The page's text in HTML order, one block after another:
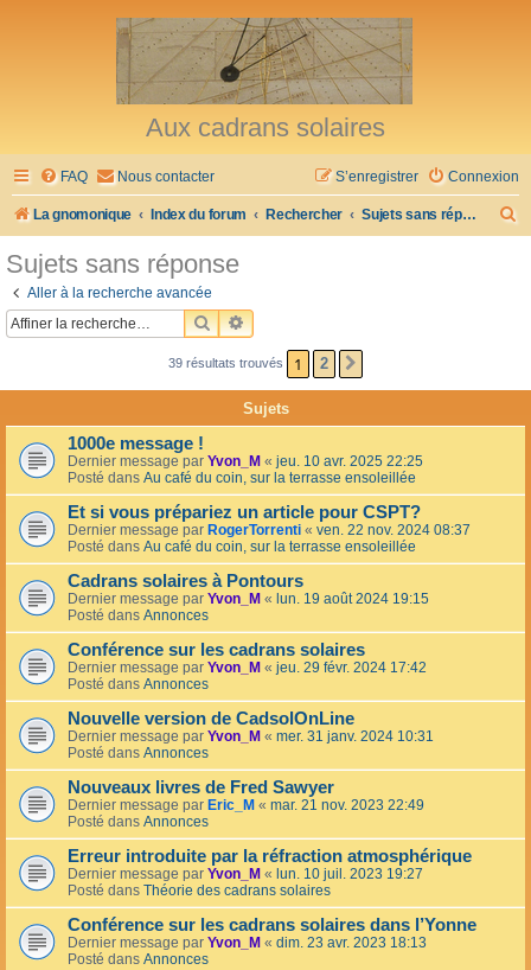
Aux cadrans solaires
FAQ Nous contacter Connexion
S’enregistrer
La gnomonique Index du forum Rechercher Sujets sans réponse
h
r
Sujets sans réponse
Aller à la recherche avancée
RECHERCHER
RECHERCHE AVANCÉE
39 résultats trouvés 1 2
Sujets
1000e message !
Dernier message par Yvon_M « jeu. 10 avr. 2025 22:25
Posté dans Au café du coin, sur la terrasse ensoleillée
Et si vous prépariez un article pour CSPT?
Dernier message par RogerTorrenti « ven. 22 nov. 2024 08:37
Posté dans Au café du coin, sur la terrasse ensoleillée
Cadrans solaires à Pontours
Dernier message par Yvon_M « lun. 19 août 2024 19:15
Posté dans Annonces
Conférence sur les cadrans solaires
Dernier message par Yvon_M « jeu. 29 févr. 2024 17:42
Posté dans Annonces
Nouvelle version de CadsolOnLine
Dernier message par Yvon_M « mer. 31 janv. 2024 10:31
Posté dans Annonces
Nouveaux livres de Fred Sawyer
Dernier message par Eric_M « mar. 21 nov. 2023 22:49
Posté dans Annonces
Erreur introduite par la réfraction atmosphérique
Dernier message par Yvon_M « lun. 10 juil. 2023 19:27
Posté dans Théorie des cadrans solaires
Conférence sur les cadrans solaires dans l’Yonne
Dernier message par Yvon_M « dim. 23 avr. 2023 18:13
Posté dans Annonces